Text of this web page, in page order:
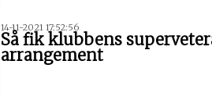
14-11-2021 17:52:56
Så fik klubbens
arrangement